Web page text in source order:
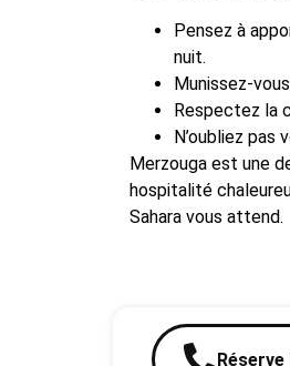
Pensez à
nuit.
Munissez-
Respectez la
N’oubliez
Merzouga est une
hospitalité
Sahara vous attend.